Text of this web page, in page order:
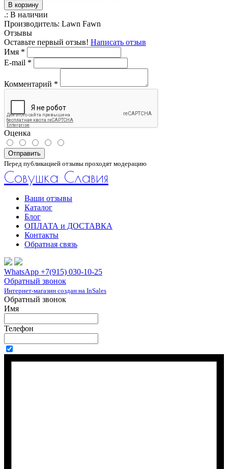
В корзину
.: В наличии
Производитель: Lawn Fawn
Отзывы
Оставьте первый отзыв! Написать отзыв
Имя *
E-mail *
Комментарий *
Оценка
Отправить
Перед публикацией отзывы проходят модерацию
Совушка Славия
Ваши отзывы
Каталог
Блог
ОПЛАТА и ДОСТАВКА
Контакты
Обратная связь
WhatsApp +7(915) 030-10-25
Обратный звонок
Интернет-магазин создан на InSales
Обратный звонок
Имя
Телефон